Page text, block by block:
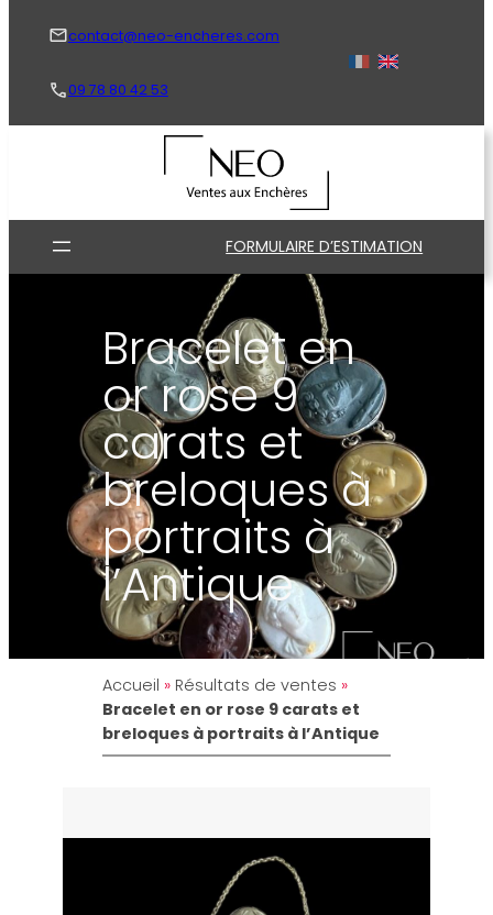
contact@neo-encheres.com
09 78 80 42 53
FORMULAIRE D’ESTIMATION
Bracelet en
or rose 9
carats et
breloques à
portraits à
l’Antique
Accueil » Résultats de ventes »
Bracelet en or rose 9 carats et
breloques à portraits à l’Antique